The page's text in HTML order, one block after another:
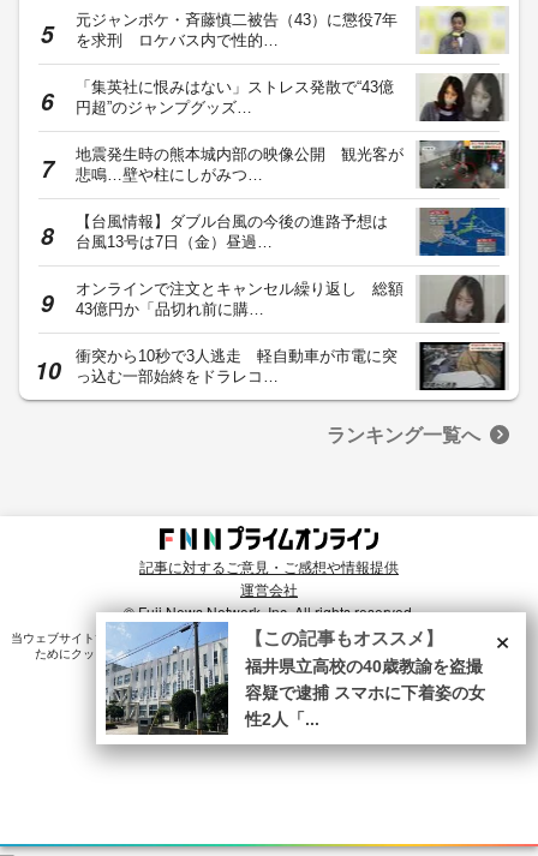
元ジャンポケ・斉藤慎二被告（43）に懲役7年
を求刑 ロケバス内で性的…
「集英社に恨みはない」ストレス発散で“43億
円超”のジャンプグッズ…
地震発生時の熊本城内部の映像公開 観光客が
悲鳴…壁や柱にしがみつ…
【台風情報】ダブル台風の今後の進路予想は
台風13号は7日（金）昼過…
オンラインで注文とキャンセル繰り返し 総額
43億円か「品切れ前に購…
衝突から10秒で3人逃走 軽自動車が市電に突
っ込む一部始終をドラレコ…
ランキング一覧へ
記事に対するご意見・ご感想や情報提供
運営会社
© Fuji News Network, Inc. All rights reserved.
当ウェブサイトでは、ユーザのニーズ・興味・関⼼に合致したコンテンツや広告配信を提供する
ためにクッキーを使⽤しています。詳細は、
プライバシーポリシー をご確認ください。×
【この記事もオススメ】
福井県立高校の40歳教諭を盗撮
容疑で逮捕 スマホに下着姿の女
性2人「...